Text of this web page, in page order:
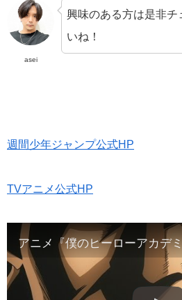
asei
興味のある方は是非チ
いね！
週間少年ジャンプ公式HP
TVアニメ公式HP
アニメ『僕のヒーローアカデ